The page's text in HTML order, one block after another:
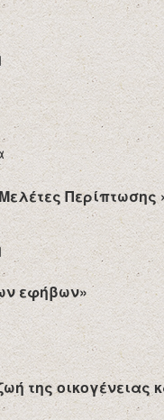
Περίπτωσης
εφήβων»
της οικογένειας